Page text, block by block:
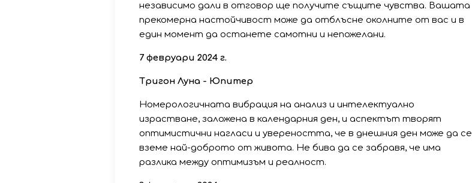
независимо дали в отговор ще получите същите чувства. Вашата
прекомерна настойчивост може да отблъсне околните от вас и в
един момент да останете самотни и непожелани.
7 февруари 2024 г.
Тригон Луна - Юпитер
Номерологичната вибрация на анализ и интелектуално
израстване, заложена в календарния ден, и аспектът творят
оптимистични нагласи и увереността, че в днешния ден може да се
вземе най-доброто от живота. Не бива да се забравя, че има
разлика между оптимизъм и реалност.